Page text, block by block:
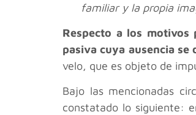
familiar y la propia
Respecto a los motivos
pasiva cuya ausencia se
velo, que es objeto de
Bajo las mencionadas
constatado lo siguiente: